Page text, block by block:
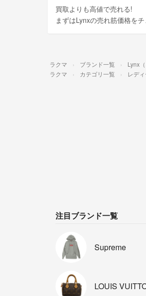
買取よりも高値で売れる!
まずはLynxの売れ筋価格を
ラクマ ブランド一覧 Lynx
ラクマ カテゴリ一覧 レデ
注目ブランド一覧
Supreme
LOUIS